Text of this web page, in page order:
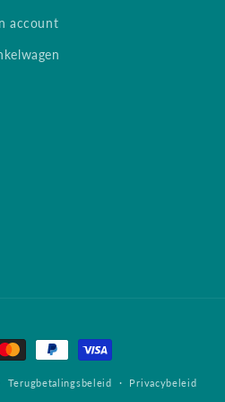
account
Terugbetalingsbeleid Privacybeleid